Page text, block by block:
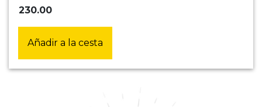
230.00
Añadir a la cesta